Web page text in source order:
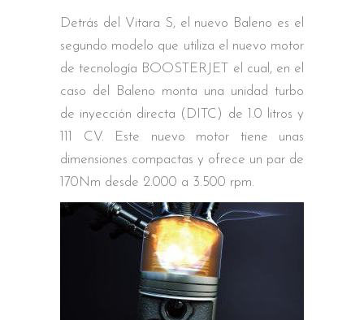
Detrás del Vitara S, el nuevo Baleno es el
segundo modelo que utiliza el nuevo motor
de tecnología BOOSTERJET el cual, en el
caso del Baleno monta una unidad turbo
de inyección directa (DITC) de 1.0 litros y
111 CV. Este nuevo motor tiene unas
dimensiones compactas y ofrece un par de
170Nm desde 2.000 a 3.500 rpm.